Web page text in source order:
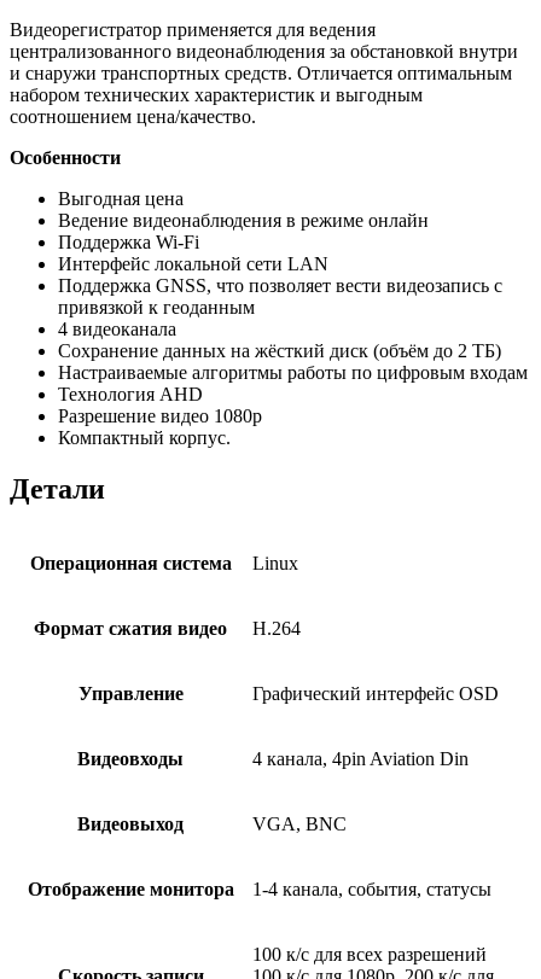
Видеорегистратор применяется для ведения
централизованного видеонаблюдения за обстановкой внутри
и снаружи транспортных средств. Отличается оптимальным
набором технических характеристик и выгодным
соотношением цена/качество.
Особенности
Выгодная цена
Ведение видеонаблюдения в режиме онлайн
Поддержка Wi-Fi
Интерфейс локальной сети LAN
Поддержка GNSS, что позволяет вести видеозапись с
привязкой к геоданным
4 видеоканала
Сохранение данных на жёсткий диск (объём до 2 ТБ)
Настраиваемые алгоритмы работы по цифровым входам
Технология AHD
Разрешение видео 1080p
Компактный корпус.
Детали
Операционная система Linux
Формат сжатия видео H.264
Управление Графический интерфейс OSD
Видеовходы 4 канала, 4pin Aviation Din
Видеовыход VGA, BNC
Отображение монитора 1-4 канала, события, статусы
100 к/с для всех разрешений